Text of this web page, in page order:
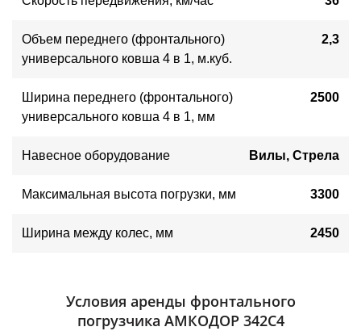
Объем переднего (фронтального)
универсального ковша 4 в 1, м.куб.
2,3
Ширина переднего (фронтального)
универсального ковша 4 в 1, мм
2500
Навесное оборудование Вилы, Стрела
Максимальная высота погрузки, мм 3300
Ширина между колес, мм 2450
Условия аренды фронтального
погрузчика АМКОДОР 342С4